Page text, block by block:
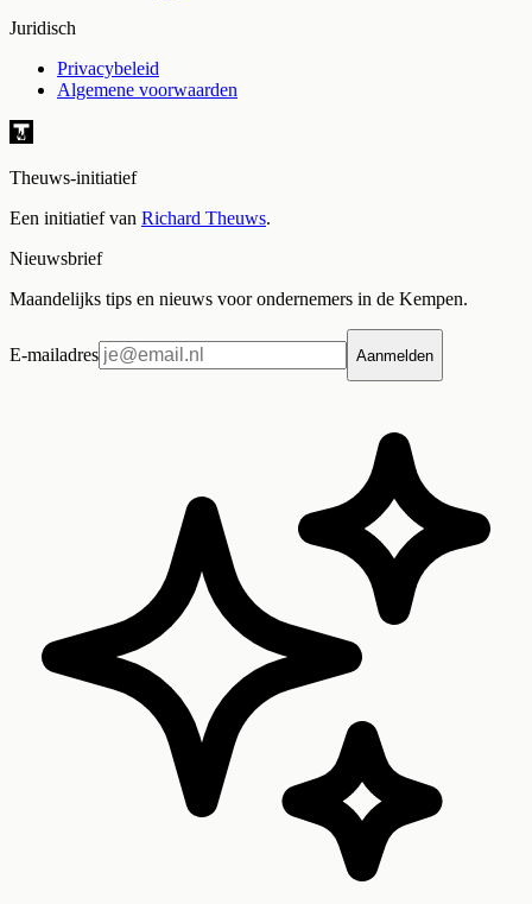
Juridisch
Privacybeleid
Algemene voorwaarden
Theuws-initiatief
Een initiatief van Richard Theuws.
Nieuwsbrief
Maandelijks tips en nieuws voor ondernemers in de Kempen.
E-mailadres Aanmelden